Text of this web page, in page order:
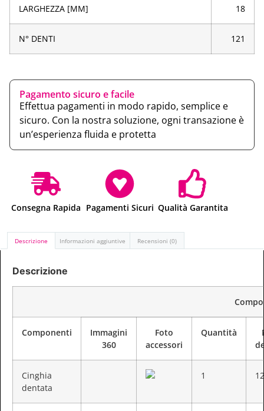
LARGHEZZA [MM] 18
N° DENTI 121
Pagamento sicuro e facile
Effettua pagamenti in modo rapido, semplice e
sicuro. Con la nostra soluzione, ogni transazione è
un’esperienza fluida e protetta
Consegna Rapida Pagamenti Sicuri Qualità Garantita
Descrizione Informazioni aggiuntive Recensioni (0)
Descrizione
Componenti
Immagini
360
Foto
accessori
Quantità
Cinghia
dentata
1